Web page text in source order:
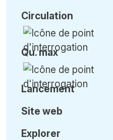
Circulation
Qu.max
Lancement
Site web
Explorer